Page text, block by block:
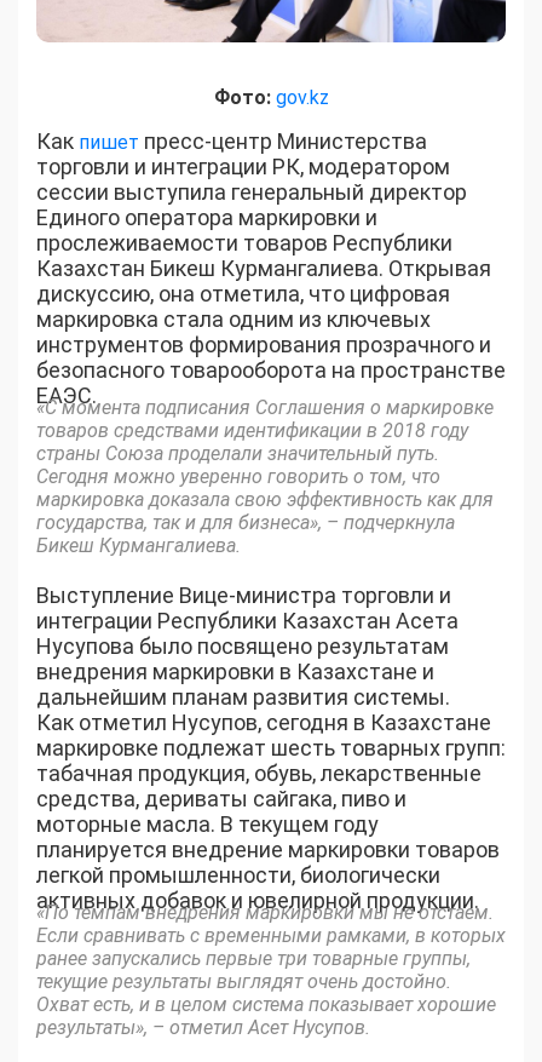
Фото: gov.kz
Как пишет пресс-центр Министерства
торговли и интеграции РК, модератором
сессии выступила генеральный директор
Единого оператора маркировки и
прослеживаемости товаров Республики
Казахстан Бикеш Курмангалиева. Открывая
дискуссию, она отметила, что цифровая
маркировка стала одним из ключевых
инструментов формирования прозрачного и
безопасного товарооборота на пространстве
ЕАЭС.
«С момента подписания Соглашения о маркировке
товаров средствами идентификации в 2018 году
страны Союза проделали значительный путь.
Сегодня можно уверенно говорить о том, что
маркировка доказала свою эффективность как для
государства, так и для бизнеса», – подчеркнула
Бикеш Курмангалиева.
Выступление Вице-министра торговли и
интеграции Республики Казахстан Асета
Нусупова было посвящено результатам
внедрения маркировки в Казахстане и
дальнейшим планам развития системы.
Как отметил Нусупов, сегодня в Казахстане
маркировке подлежат шесть товарных групп:
табачная продукция, обувь, лекарственные
средства, дериваты сайгака, пиво и
моторные масла. В текущем году
планируется внедрение маркировки товаров
легкой промышленности, биологически
активных добавок и ювелирной продукции.
«По темпам внедрения маркировки мы не отстаем.
Если сравнивать с временными рамками, в которых
ранее запускались первые три товарные группы,
текущие результаты выглядят очень достойно.
Охват есть, и в целом система показывает хорошие
результаты», – отметил Асет Нусупов.